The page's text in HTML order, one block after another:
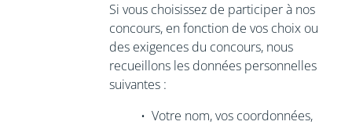
Si vous choisissez de participer à nos
concours, en fonction de vos choix ou
des exigences du concours, nous
recueillons les données personnelles
suivantes :
• Votre nom, vos coordonnées,